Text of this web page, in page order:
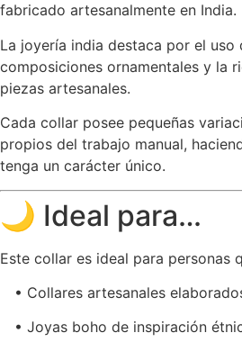
fabricado artesanalmente en India.
La joyería india destaca por el uso
composiciones ornamentales y la
piezas artesanales.
Cada collar posee pequeñas
propios del trabajo manual,
tenga un carácter único.
🌙 Ideal para…
Este collar es ideal para personas
• Collares artesanales
• Joyas boho de inspiración